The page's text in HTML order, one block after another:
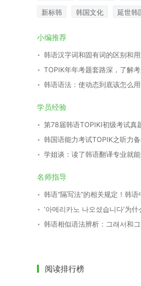
新标韩 韩国文化 延世韩
小编推荐
韩语汉字词和固有词的区别和
韩语语法：使动态到底该怎么用
学员经验
第78届韩语TOPIKⅠ初级考试真
韩国语能力考试TOPIK之听力备
学姐谈：读了韩语翻译专业就
名师指导
韩语相似语法辨析：그래서和
阅读排行榜